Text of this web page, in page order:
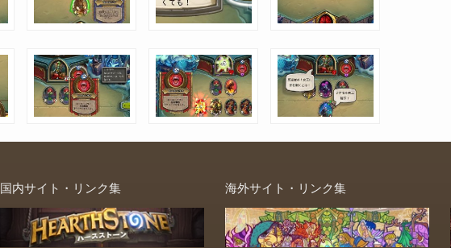
国内サイト・リンク集 海外サイト・リンク集